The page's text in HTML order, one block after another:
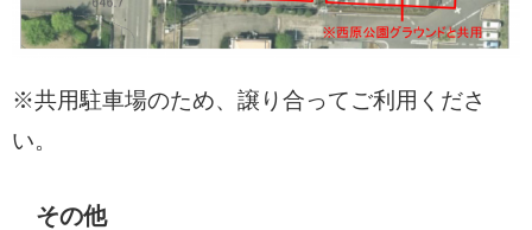
※共用駐車場のため、譲り合ってご利用くださ
い。
その他